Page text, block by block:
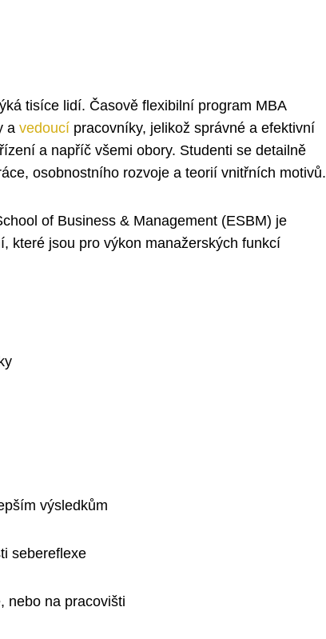
tisíce lidí. Časově flexibilní program MBA
a vedoucí pracovníky, jelikož správné a efektivní
a napříč všemi obory. Studenti se detailně
osobnostního rozvoje a teorií vnitřních motivů.
of Business & Management (ESBM) je
které jsou pro výkon manažerských funkcí
výsledkům
sebereflexe
nebo na pracovišti